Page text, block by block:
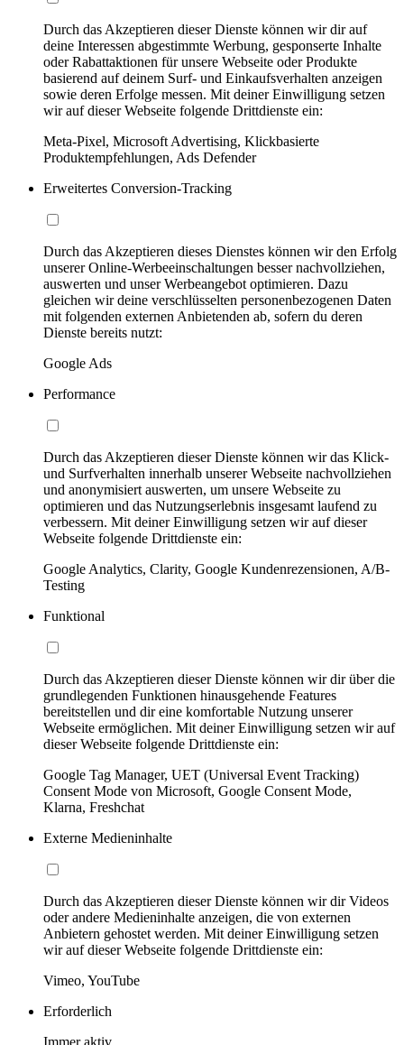
Durch das Akzeptieren dieser Dienste können wir dir auf
deine Interessen abgestimmte Werbung, gesponserte Inhalte
oder Rabattaktionen für unsere Webseite oder Produkte
basierend auf deinem Surf- und Einkaufsverhalten anzeigen
sowie deren Erfolge messen. Mit deiner Einwilligung setzen
wir auf dieser Webseite folgende Drittdienste ein:
Meta-Pixel, Microsoft Advertising, Klickbasierte
Produktempfehlungen, Ads Defender
Erweitertes Conversion-Tracking
Durch das Akzeptieren dieses Dienstes können wir den Erfolg
unserer Online-Werbeeinschaltungen besser nachvollziehen,
auswerten und unser Werbeangebot optimieren. Dazu
gleichen wir deine verschlüsselten personenbezogenen Daten
mit folgenden externen Anbietenden ab, sofern du deren
Dienste bereits nutzt:
Google Ads
Performance
Durch das Akzeptieren dieser Dienste können wir das Klick-
und Surfverhalten innerhalb unserer Webseite nachvollziehen
und anonymisiert auswerten, um unsere Webseite zu
optimieren und das Nutzungserlebnis insgesamt laufend zu
verbessern. Mit deiner Einwilligung setzen wir auf dieser
Webseite folgende Drittdienste ein:
Google Analytics, Clarity, Google Kundenrezensionen, A/B-
Testing
Funktional
Durch das Akzeptieren dieser Dienste können wir dir über die
grundlegenden Funktionen hinausgehende Features
bereitstellen und dir eine komfortable Nutzung unserer
Webseite ermöglichen. Mit deiner Einwilligung setzen wir auf
dieser Webseite folgende Drittdienste ein:
Google Tag Manager, UET (Universal Event Tracking)
Consent Mode von Microsoft, Google Consent Mode,
Klarna, Freshchat
Externe Medieninhalte
Durch das Akzeptieren dieser Dienste können wir dir Videos
oder andere Medieninhalte anzeigen, die von externen
Anbietern gehostet werden. Mit deiner Einwilligung setzen
wir auf dieser Webseite folgende Drittdienste ein:
Vimeo, YouTube
Erforderlich
Immer aktiv